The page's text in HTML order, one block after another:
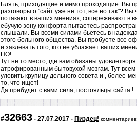
Блять, приходящие и мимо проходящие. Вы
разговоры о "сайт уже не тот, все но так"?
потакают в ваших мнениях, сопереживают в
ебучую зону конфорта пытаетесь
слышали. Вы всеми силами бьетесь в
этого больного общества. Вы пробуете все
и заклевать того, кто не ублажает ваших
НО!
Тут не то место, где вам обязаны
атрофированным бытовухой мозгам. Тут
уловить крупицу дельного совета и , более-
то, что ищет!
Да прибудет с вами сила, постояльцы сайта.!
#32663- 27.07.2017 - Пиздец!